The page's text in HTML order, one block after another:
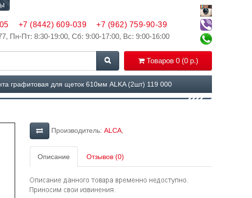
, Пн-Пт: 8:30-19:00, Сб: 9:00-17:00, Вс: 9:00-16:00
Товаров 0 (0 р.)
+7 (8442) 609-039 +7 (962) 759-90-39
графитовая для щеток 610мм ALKA (2шт) 119 000
Производитель: ALCA,
Описание Отзывов (0)